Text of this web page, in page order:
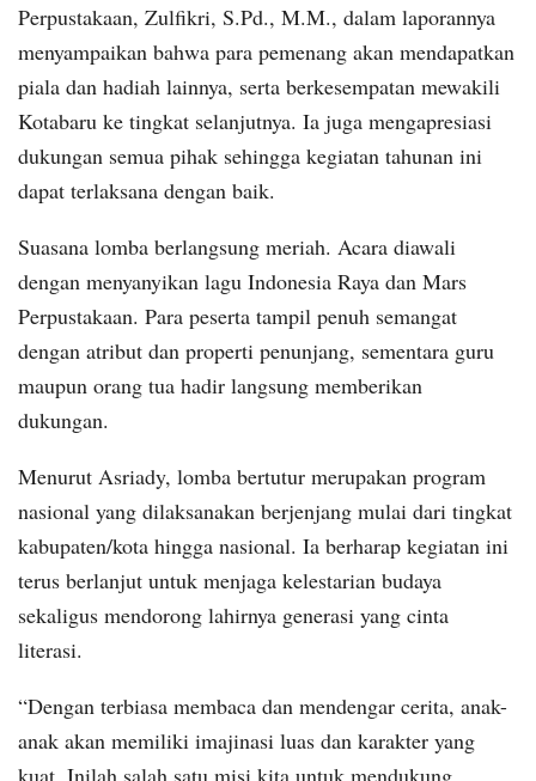
Perpustakaan, Zulfikri, S.Pd., M.M., dalam laporannya
menyampaikan bahwa para pemenang akan mendapatkan
piala dan hadiah lainnya, serta berkesempatan mewakili
Kotabaru ke tingkat selanjutnya. Ia juga mengapresiasi
dukungan semua pihak sehingga kegiatan tahunan ini
dapat terlaksana dengan baik.
Suasana lomba berlangsung meriah. Acara diawali
dengan menyanyikan lagu Indonesia Raya dan Mars
Perpustakaan. Para peserta tampil penuh semangat
dengan atribut dan properti penunjang, sementara guru
maupun orang tua hadir langsung memberikan
dukungan.
Menurut Asriady, lomba bertutur merupakan program
nasional yang dilaksanakan berjenjang mulai dari tingkat
kabupaten/kota hingga nasional. Ia berharap kegiatan ini
terus berlanjut untuk menjaga kelestarian budaya
sekaligus mendorong lahirnya generasi yang cinta
literasi.
“Dengan terbiasa membaca dan mendengar cerita, anak-
anak akan memiliki imajinasi luas dan karakter yang
kuat. Inilah salah satu misi kita untuk mendukung